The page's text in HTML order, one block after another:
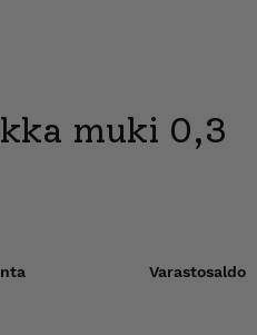
muki 0,3
Varastosaldo